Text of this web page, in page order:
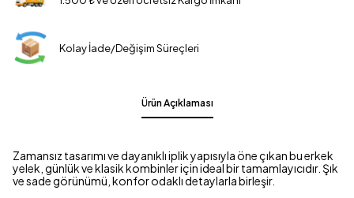
Kolay İade/Değişim Süreçleri
Ürün Açıklaması
Zamansız tasarımı ve dayanıklı iplik yapısıyla öne çıkan bu erkek
yelek, günlük ve klasik kombinler için ideal bir tamamlayıcıdır. Şık
ve sade görünümü, konfor odaklı detaylarla birleşir.